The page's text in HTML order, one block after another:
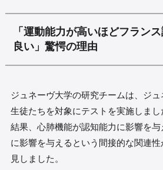
「運動能力が高いほどフラン
良い」驚愕の理由
ジュネーヴ大学の研究チームは、ジ
生徒たちを対象にテストを実施しまし
結果、心肺機能が認知能力に影響を
に影響を与えるという間接的な関連
見しました。